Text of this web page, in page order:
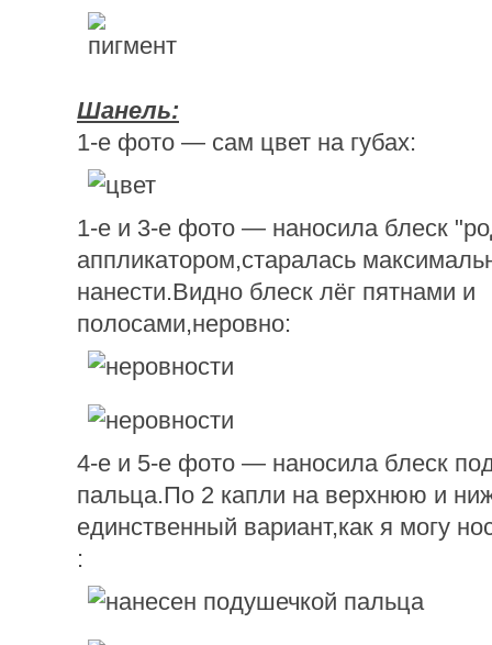
Шанель:
1-е фото — сам цвет на губах:
1-е и 3-е фото — наносила блеск
аппликатором,старалась
нанести.Видно блеск лёг пятнами и
полосами,неровно:
4-е и 5-е фото — наносила блеск
пальца.По 2 капли на верхнюю и
единственный вариант,как я могу
: